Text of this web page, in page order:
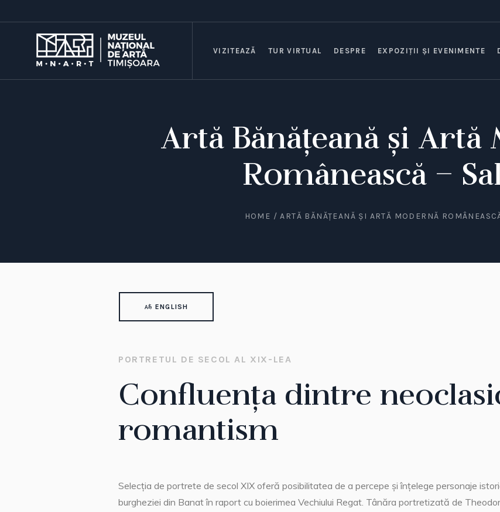
VIZITEAZĂ TUR VIRTUAL DESPRE EXPOZIȚII ȘI EVENIMENTE
Artă Bănățeană și Artă
Românească –
HOME / ARTĂ BĂNĂȚEANĂ ȘI ARTĂ MODERNĂ
ENGLISH
PORTRETUL DE SECOL AL XIX-LEA
Confluența dintre
romantism
Selecția de portrete de secol XIX oferă posibilitatea de a percepe și înțelege personaje
burgheziei din Banat în raport cu boierimea Vechiului Regat. Tânăra portretizată de